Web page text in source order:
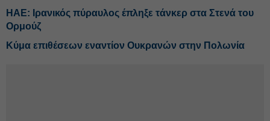
ΗΑΕ: Ιρανικός πύραυλος έπληξε τάνκερ στα Στενά του
Ορμούζ
Κύμα επιθέσεων εναντίον Ουκρανών στην Πολωνία